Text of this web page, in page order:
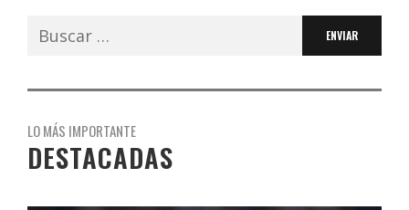
Buscar:
LO MÁS IMPORTANTE
DESTACADAS